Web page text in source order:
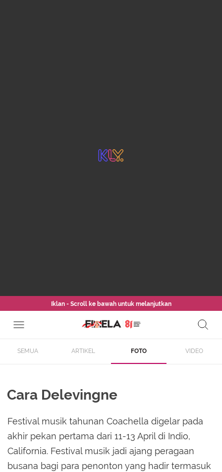
Iklan - Scroll ke bawah untuk melanjutkan
SEMUA ARTIKEL FOTO VIDEO
Cara Delevingne
Festival musik tahunan Coachella digelar pada
akhir pekan pertama dari 11-13 April di Indio,
California. Festival musik jadi ajang peragaan
busana bagi para penonton yang hadir termasuk